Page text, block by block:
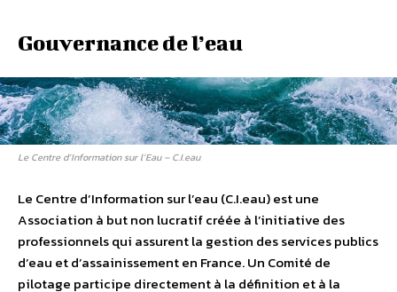
Gouvernance de l’eau
Le Centre d’Information sur l’Eau – C.I.eau
Le Centre d’Information sur l’eau (C.I.eau) est une
Association à but non lucratif créée à l’initiative des
professionnels qui assurent la gestion des services publics
d’eau et d’assainissement en France. Un Comité de
pilotage participe directement à la définition et à la